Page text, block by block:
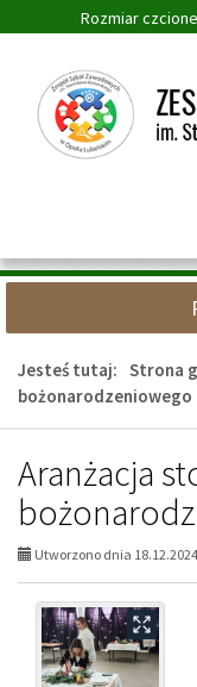
głównej
treści
wyszukiwarki
Rozmiar
Jesteś tutaj: Strona
bożonarodzeniowego
Aranżacja
Utworzono dnia